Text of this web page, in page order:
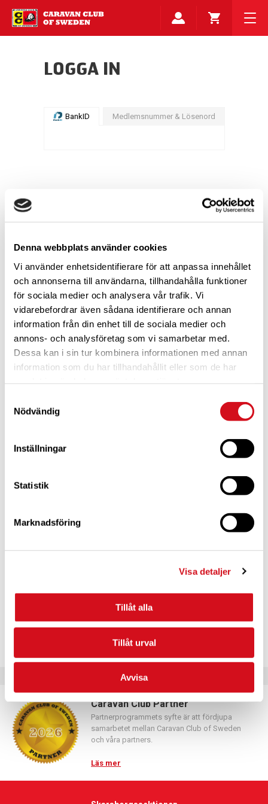
Denna webbplats använder cookies
Vi använder enhetsidentifierare för att anpassa innehållet
och annonserna till användarna, tillhandahålla funktioner
för sociala medier och analysera vår trafik. Vi
vidarebefordrar även sådana identifierare och annan
information från din enhet till de sociala medier och
annons- och analysföretag som vi samarbetar med.
Dessa kan i sin tur kombinera informationen med annan
information som du har tillhandahållit eller som de har
Nödvändig
Inställningar
Statistik
Marknadsföring
Visa detaljer
Tillåt alla
Tillåt urval
Avvisa
LOGGA IN
BankID Medlemsnummer & Lösenord
För dig som är blivande ny medlemTa del av alla förmåner.
Bli medlem idag.
Logga in med hjälp av formuläret och följ anvisningarna.
Caravan Club Partner
Partnerprogrammets syfte är att fördjupa
samarbetet mellan Caravan Club of Sweden
och våra partners.
Läs mer